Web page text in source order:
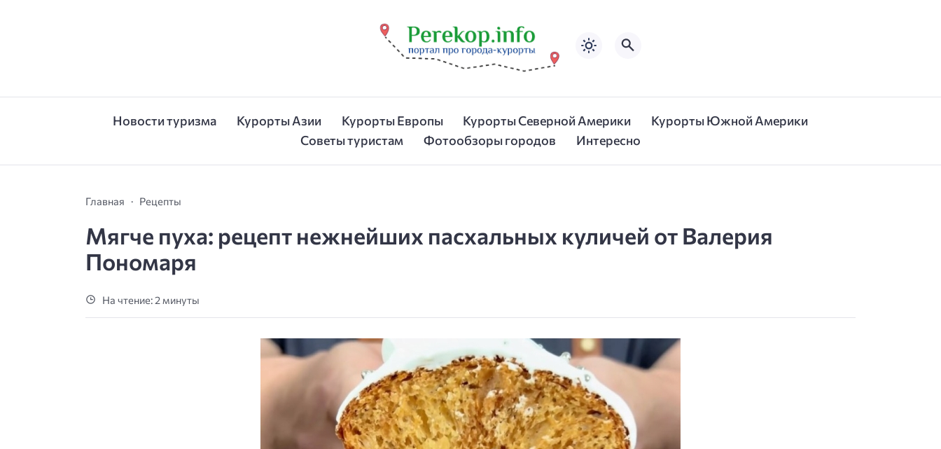
Новости туризма Курорты Азии Курорты Европы Курорты Северной Америки
Курорты Южной Америки
Советы туристам
Фотообзоры городов Интересно
Главная Рецепты
Мягче пуха: рецепт нежнейших пасхальных куличей от Валерия
Пономаря
На чтение: 2 минуты